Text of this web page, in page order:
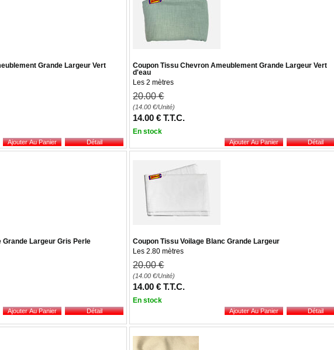
Grande Largeur Vert
Coupon Tissu Chevron Ameublement Grande Largeur Vert
d'eau
Les 2 mètres
20.00 €
(14.00€/Unité)
14.00 € T.T.C.
En stock
Grande Largeur Gris Perle
Coupon Tissu Voilage Blanc Grande Largeur
Les 2.80 mètres
20.00 €
(14.00€/Unité)
14.00 € T.T.C.
En stock